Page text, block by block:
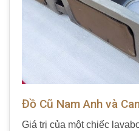
Đồ Cũ Nam Anh và
Giá trị của một chiếc